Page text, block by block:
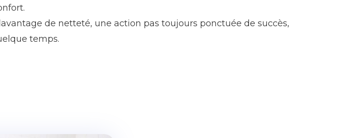
de netteté, une action pas toujours ponctuée de succès,
temps.